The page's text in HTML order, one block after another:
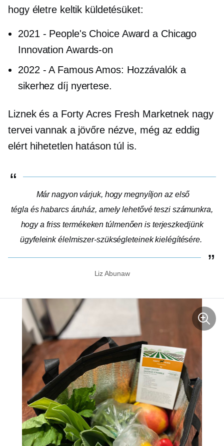
hogy életre keltik küldetésüket:
2021 - People's Choice Award a Chicago
Innovation Awards-on
2022 - A Famous Amos: Hozzávalók a
sikerhez díj nyertese.
Liznek és a Forty Acres Fresh Marketnek nagy
tervei vannak a jövőre nézve, még az eddig
elért hihetetlen hatáson túl is.
Már nagyon várjuk, hogy megnyíljon az első
tégla és habarcsáruház, amely lehetővé teszi számunkra,
hogy a friss termékeken túlmenően is terjeszkedjünk
ügyfeleink élelmiszer-szükségleteinek kielégítésére.
Liz Abunaw